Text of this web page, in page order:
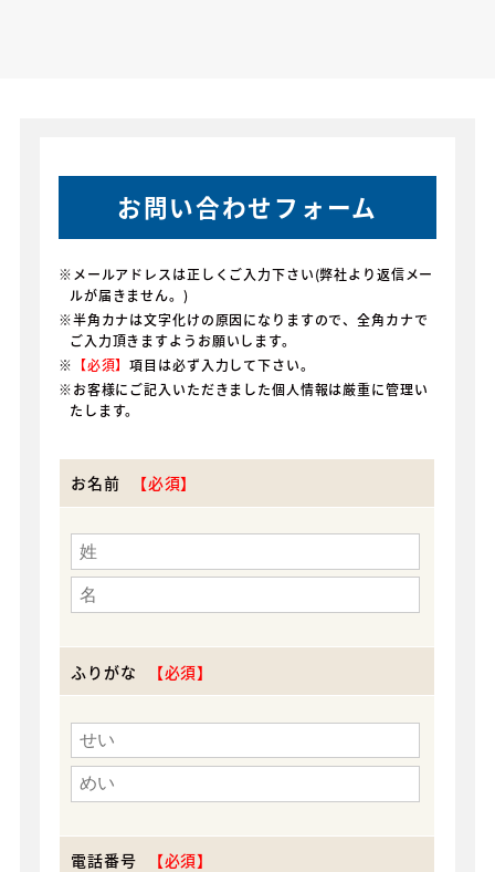
お問い合わせフォーム
※メールアドレスは正しくご入力下さい(弊社より返信メー
ルが届きません。)
※半角カナは文字化けの原因になりますので、全角カナで
ご入力頂きますようお願いします。
※ 【必須】項目は必ず入力して下さい。
※お客様にご記入いただきました個人情報は厳重に管理い
たします。
お名前
ふりがな
電話番号